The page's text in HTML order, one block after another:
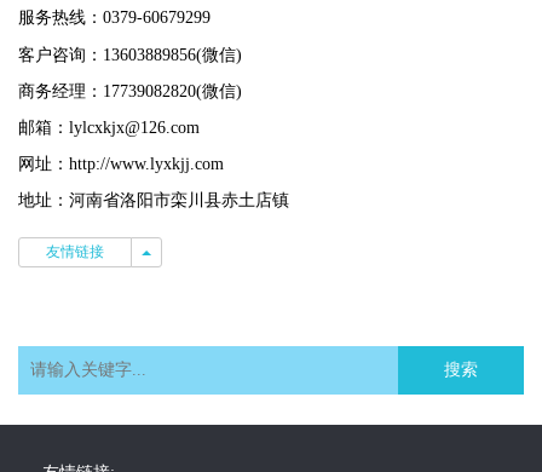
服务热线：0379-60679299
客户咨询：13603889856(微信)
商务经理：17739082820(微信)
邮箱：lylcxkjx@126.com
网址：http://www.lyxkjj.com
地址：河南省洛阳市栾川县赤土店镇
友情链接 友情链接
搜索